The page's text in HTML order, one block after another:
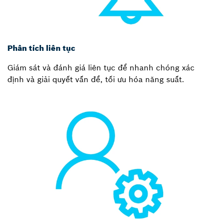
Phân tích liên tục
Giám sát và đánh giá liên tục để nhanh chóng xác
định và giải quyết vấn đề, tối ưu hóa năng suất.